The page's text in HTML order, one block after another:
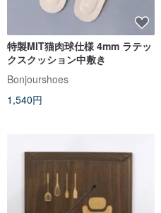
特製MIT猫肉球仕様 4mm ラテッ
クスクッション中敷き
Bonjourshoes
1,540円